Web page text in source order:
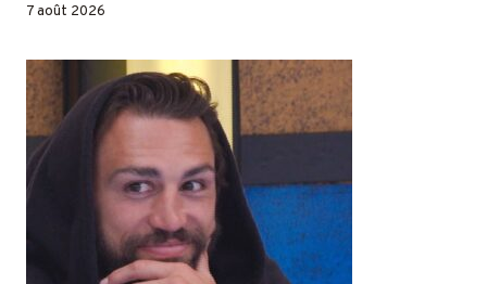
7 août 2026